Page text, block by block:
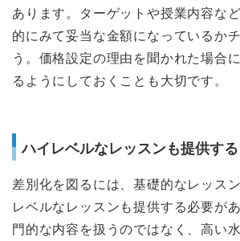
あります。ターゲットや授業内容な
的にみて妥当な金額になっているか
う。価格設定の理由を聞かれた場合
るようにしておくことも大切です。
ハイレベルなレッスンも提供する
差別化を図るには、基礎的なレッス
レベルなレッスンも提供する必要が
門的な内容を扱うのではなく、高い